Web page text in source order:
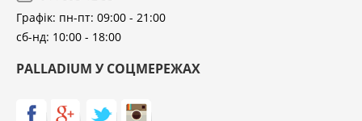
пази рейлінгів багажника автомобіля.
Графік: пн-пт: 09:00 - 21:00
сб-нд: 10:00 - 18:00
PALLADIUM У СОЦМЕРЕЖАХ